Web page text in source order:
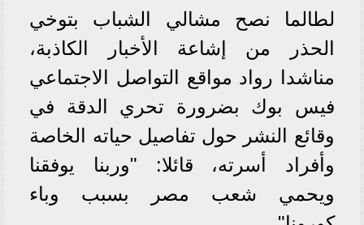
لطالما نصح مشالي الشباب بتوخي
الحذر من إشاعة الأخبار الكاذبة،
مناشدا رواد مواقع التواصل الاجتماعي
فيس بوك بضرورة تحري الدقة في
وقائع النشر حول تفاصيل حياته الخاصة
وأفراد أسرته، قائلا: "وربنا يوفقنا
ويحمي شعب مصر بسبب وباء